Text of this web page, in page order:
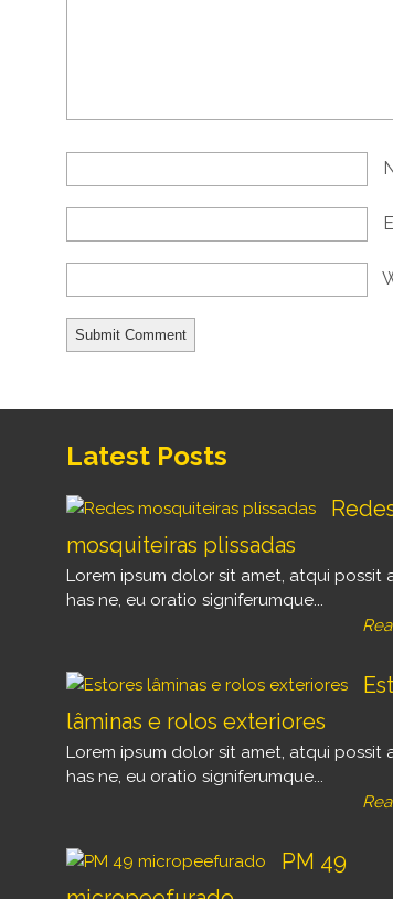
Latest Posts
mosquiteiras plissadas
Lorem ipsum dolor sit amet, atqui possit
has ne, eu oratio signiferumque...
lâminas e rolos exteriores
Lorem ipsum dolor sit amet, atqui possit
has ne, eu oratio signiferumque...
PM 49